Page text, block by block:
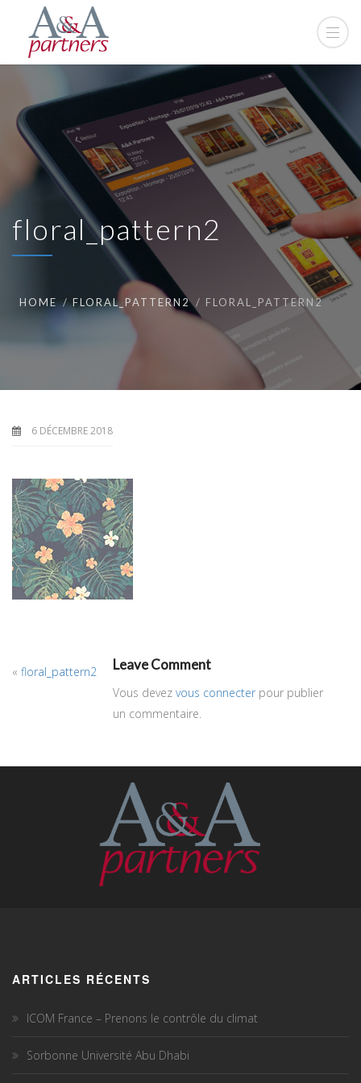
floral_pattern2
HOME FLORAL_PATTERN2 FLORAL_PATTERN2
6 DÉCEMBRE 2018
« floral_pattern2 Leave Comment
Vous devez vous connecter pour publier
un commentaire.
ARTICLES RÉCENTS
ICOM France – Prenons le contrôle du climat
Sorbonne Université Abu Dhabi